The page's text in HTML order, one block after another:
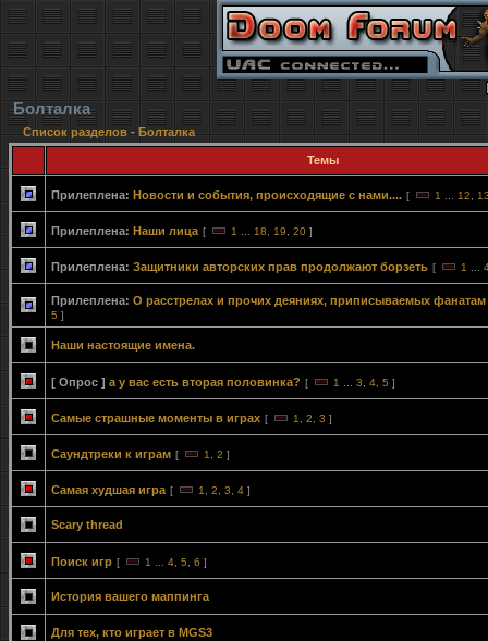
Болталка
Список разделов - Болталка
Темы
Прилеплена: Новости и события, происходящие с нами.... [ 1 12
Прилеплена: Наши лица [ 1 18 19 20 ]
Прилеплена: Защитники авторских прав продолжают борзеть [ 1
Прилеплена: О расстрелах и прочих деяниях, приписываемых фанатам
5 ]
Наши настоящие имена.
[ Опрос ] а у вас есть вторая половинка? [ 1 3 4 5 ]
Самые страшные моменты в играх [ 1 2 3 ]
Саундтреки к играм [ 1 2 ]
Самая худшая игра [ 1 2 3 4 ]
Scary thread
Поиск игр [ 1 4 5 6 ]
История вашего маппинга
Для тех, кто играет в MGS3